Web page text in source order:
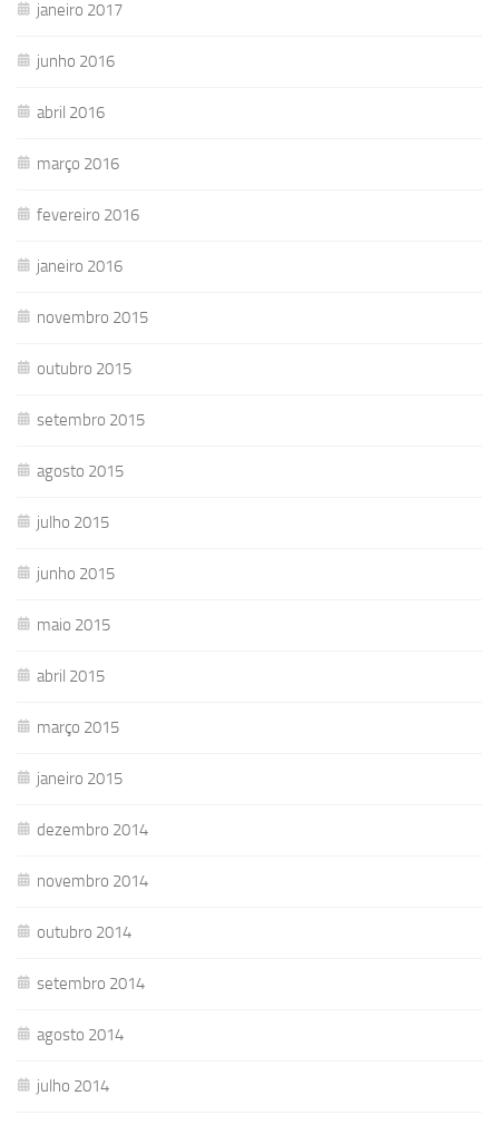
janeiro 2017
junho 2016
abril 2016
março 2016
fevereiro 2016
janeiro 2016
novembro 2015
outubro 2015
setembro 2015
agosto 2015
julho 2015
junho 2015
maio 2015
abril 2015
março 2015
janeiro 2015
dezembro 2014
novembro 2014
outubro 2014
setembro 2014
agosto 2014
julho 2014